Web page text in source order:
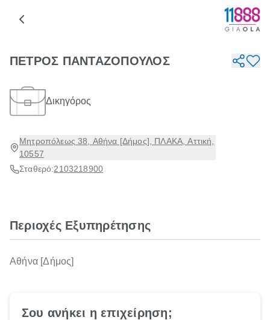
ΠΕΤΡΟΣ ΠΑΝΤΑΖΟΠΟΥΛΟΣ
Δικηγόρος
Μητροπόλεως 38, Αθήνα [Δήμος], ΠΛΑΚΑ, Αττική,
10557
Σταθερό:2103218900
Περιοχές Εξυπηρέτησης
Αθήνα [Δήμος]
Σου ανήκει η επιχείρηση;